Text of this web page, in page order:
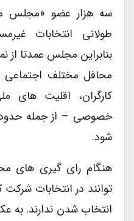
سه هزار عضو «مجلس
طولانی انتخابات
بنابراین مجلس عمدتا از
محافل مختلف اجتماعی و
کارگران، اقلیت های
شود.
هنگام رای گیری های
توانند در انتخابات شرکت
انتخاب شدن ندارند. به